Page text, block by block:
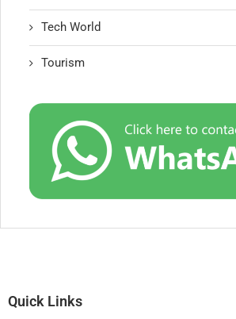
Tech World
Tourism
Quick Links